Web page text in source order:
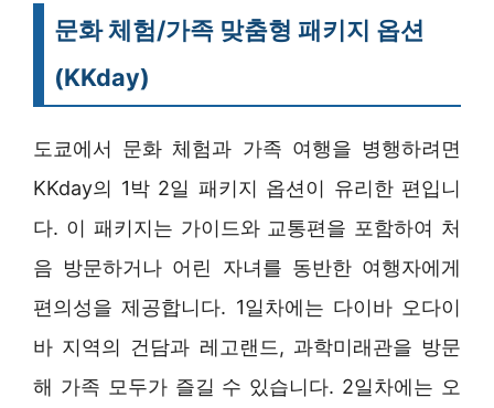
문화 체험/가족 맞춤형 패키지 옵션
(KKday)
도쿄에서 문화 체험과 가족 여행을 병행하려면
KKday의 1박 2일 패키지 옵션이 유리한 편입니
다. 이 패키지는 가이드와 교통편을 포함하여 처
음 방문하거나 어린 자녀를 동반한 여행자에게
편의성을 제공합니다. 1일차에는 다이바 오다이
바 지역의 건담과 레고랜드, 과학미래관을 방문
해 가족 모두가 즐길 수 있습니다. 2일차에는 오